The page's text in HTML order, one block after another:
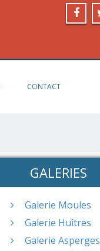
CONTACT
GALERIES
Galerie Moules
Galerie Huîtres
Galerie Asperges